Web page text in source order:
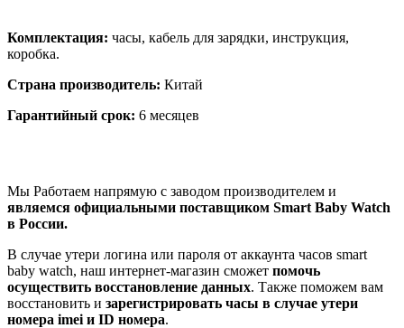
Комплектация: часы, кабель для зарядки, инструкция,
коробка.
Страна производитель: Китай
Гарантийный срок: 6 месяцев
Мы Работаем напрямую с заводом производителем и
являемся официальными поставщиком Smart Baby Watch
в России.
В случае утери логина или пароля от аккаунта часов smart
baby watch, наш интернет-магазин сможет помочь
осуществить восстановление данных. Также поможем вам
восстановить и зарегистрировать часы в случае утери
номера imei и ID номера.